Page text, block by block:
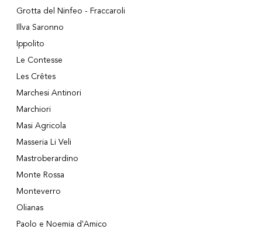
Grotta del Ninfeo - Fraccaroli
Illva Saronno
Ippolito
Le Contesse
Les Crêtes
Marchesi Antinori
Marchiori
Masi Agricola
Masseria Li Veli
Mastroberardino
Monte Rossa
Monteverro
Olianas
Paolo e Noemia d'Amico